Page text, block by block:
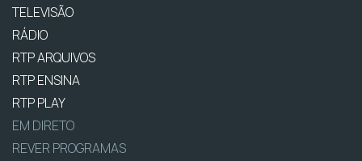
TELEVISÃO
RÁDIO
RTP ARQUIVOS
RTP ENSINA
RTP PLAY
EM DIRETO
REVER PROGRAMAS